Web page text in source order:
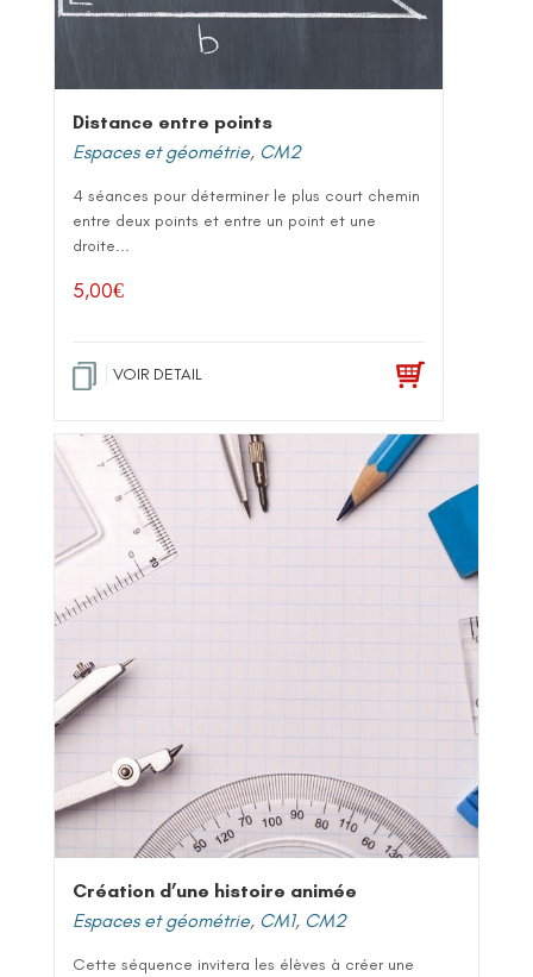
Distance entre points
Espaces et géométrie, CM2
4 séances pour déterminer le plus court chemin
entre deux points et entre un point et une
droite...
5,00€
VOIR DETAIL
Création d’une histoire animée
Espaces et géométrie, CM1, CM2
Cette séquence invitera les élèves à créer une